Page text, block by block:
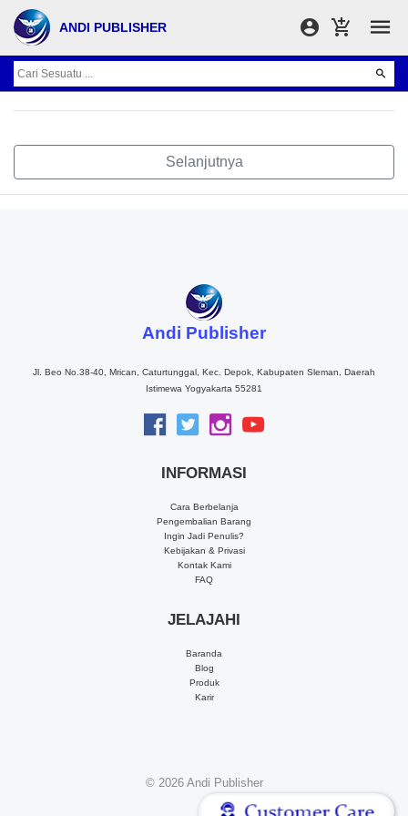
ANDI PUBLISHER
Selanjutnya
Andi Publisher
Jl. Beo No.38-40, Mrican, Caturtunggal, Kec. Depok, Kabupaten Sleman, Daerah
Istimewa Yogyakarta 55281
INFORMASI
Cara Berbelanja
Pengembalian Barang
Ingin Jadi Penulis?
Kebijakan & Privasi
Kontak Kami
FAQ
JELAJAHI
Baranda
Blog
Produk
Karir
© 2026 Andi Publisher